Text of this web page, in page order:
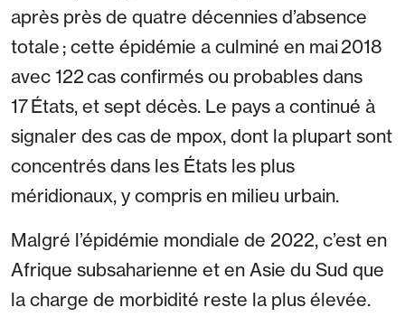
après près de quatre décennies d’absence
totale ; cette épidémie a culminé en mai 2018
avec 122 cas confirmés ou probables dans
17 États, et sept décès. Le pays a continué à
signaler des cas de mpox, dont la plupart sont
concentrés dans les États les plus
méridionaux, y compris en milieu urbain.
Malgré l’épidémie mondiale de 2022, c’est en
Afrique subsaharienne et en Asie du Sud que
la charge de morbidité reste la plus élevée.